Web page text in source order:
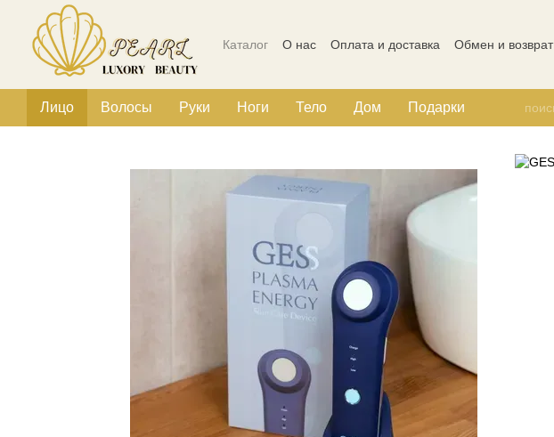
Перейти к основному контенту
Каталог О нас Оплата и доставка Обмен и возврат
Лицо Волосы Руки Ноги Тело Дом Подарки